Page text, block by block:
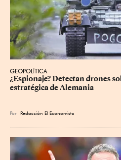
GEOPOLÍTICA
¿Espionaje? Detectan drones
estratégica de Alemania
Por Redacción El Economista